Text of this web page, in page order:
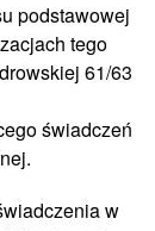
podstawowej
tego
61/63
świadczeń
w